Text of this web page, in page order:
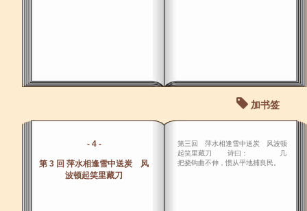
加书签
- 4 -
第 3 回 萍水相逢雪中送炭 风
波顿起笑里藏刀
第三回 萍水相逢雪中送炭 风波顿
起笑里藏刀 诗曰： 几
把挠钩曲不伸，惯从平地捕良民。